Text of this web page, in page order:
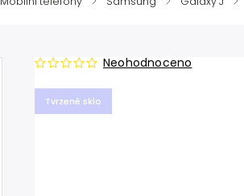
Tvrzené sklo
Neohodnoceno